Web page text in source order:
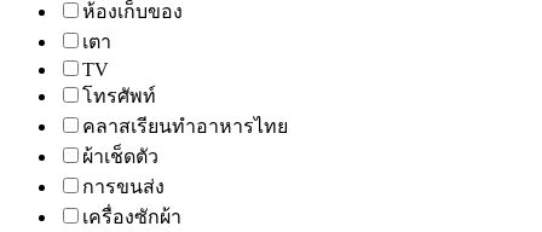
ห้องเก็บของ
เตา
TV
โทรศัพท์
คลาสเรียนทำอาหารไทย
ผ้าเช็ดตัว
การขนส่ง
เครื่องซักผ้า